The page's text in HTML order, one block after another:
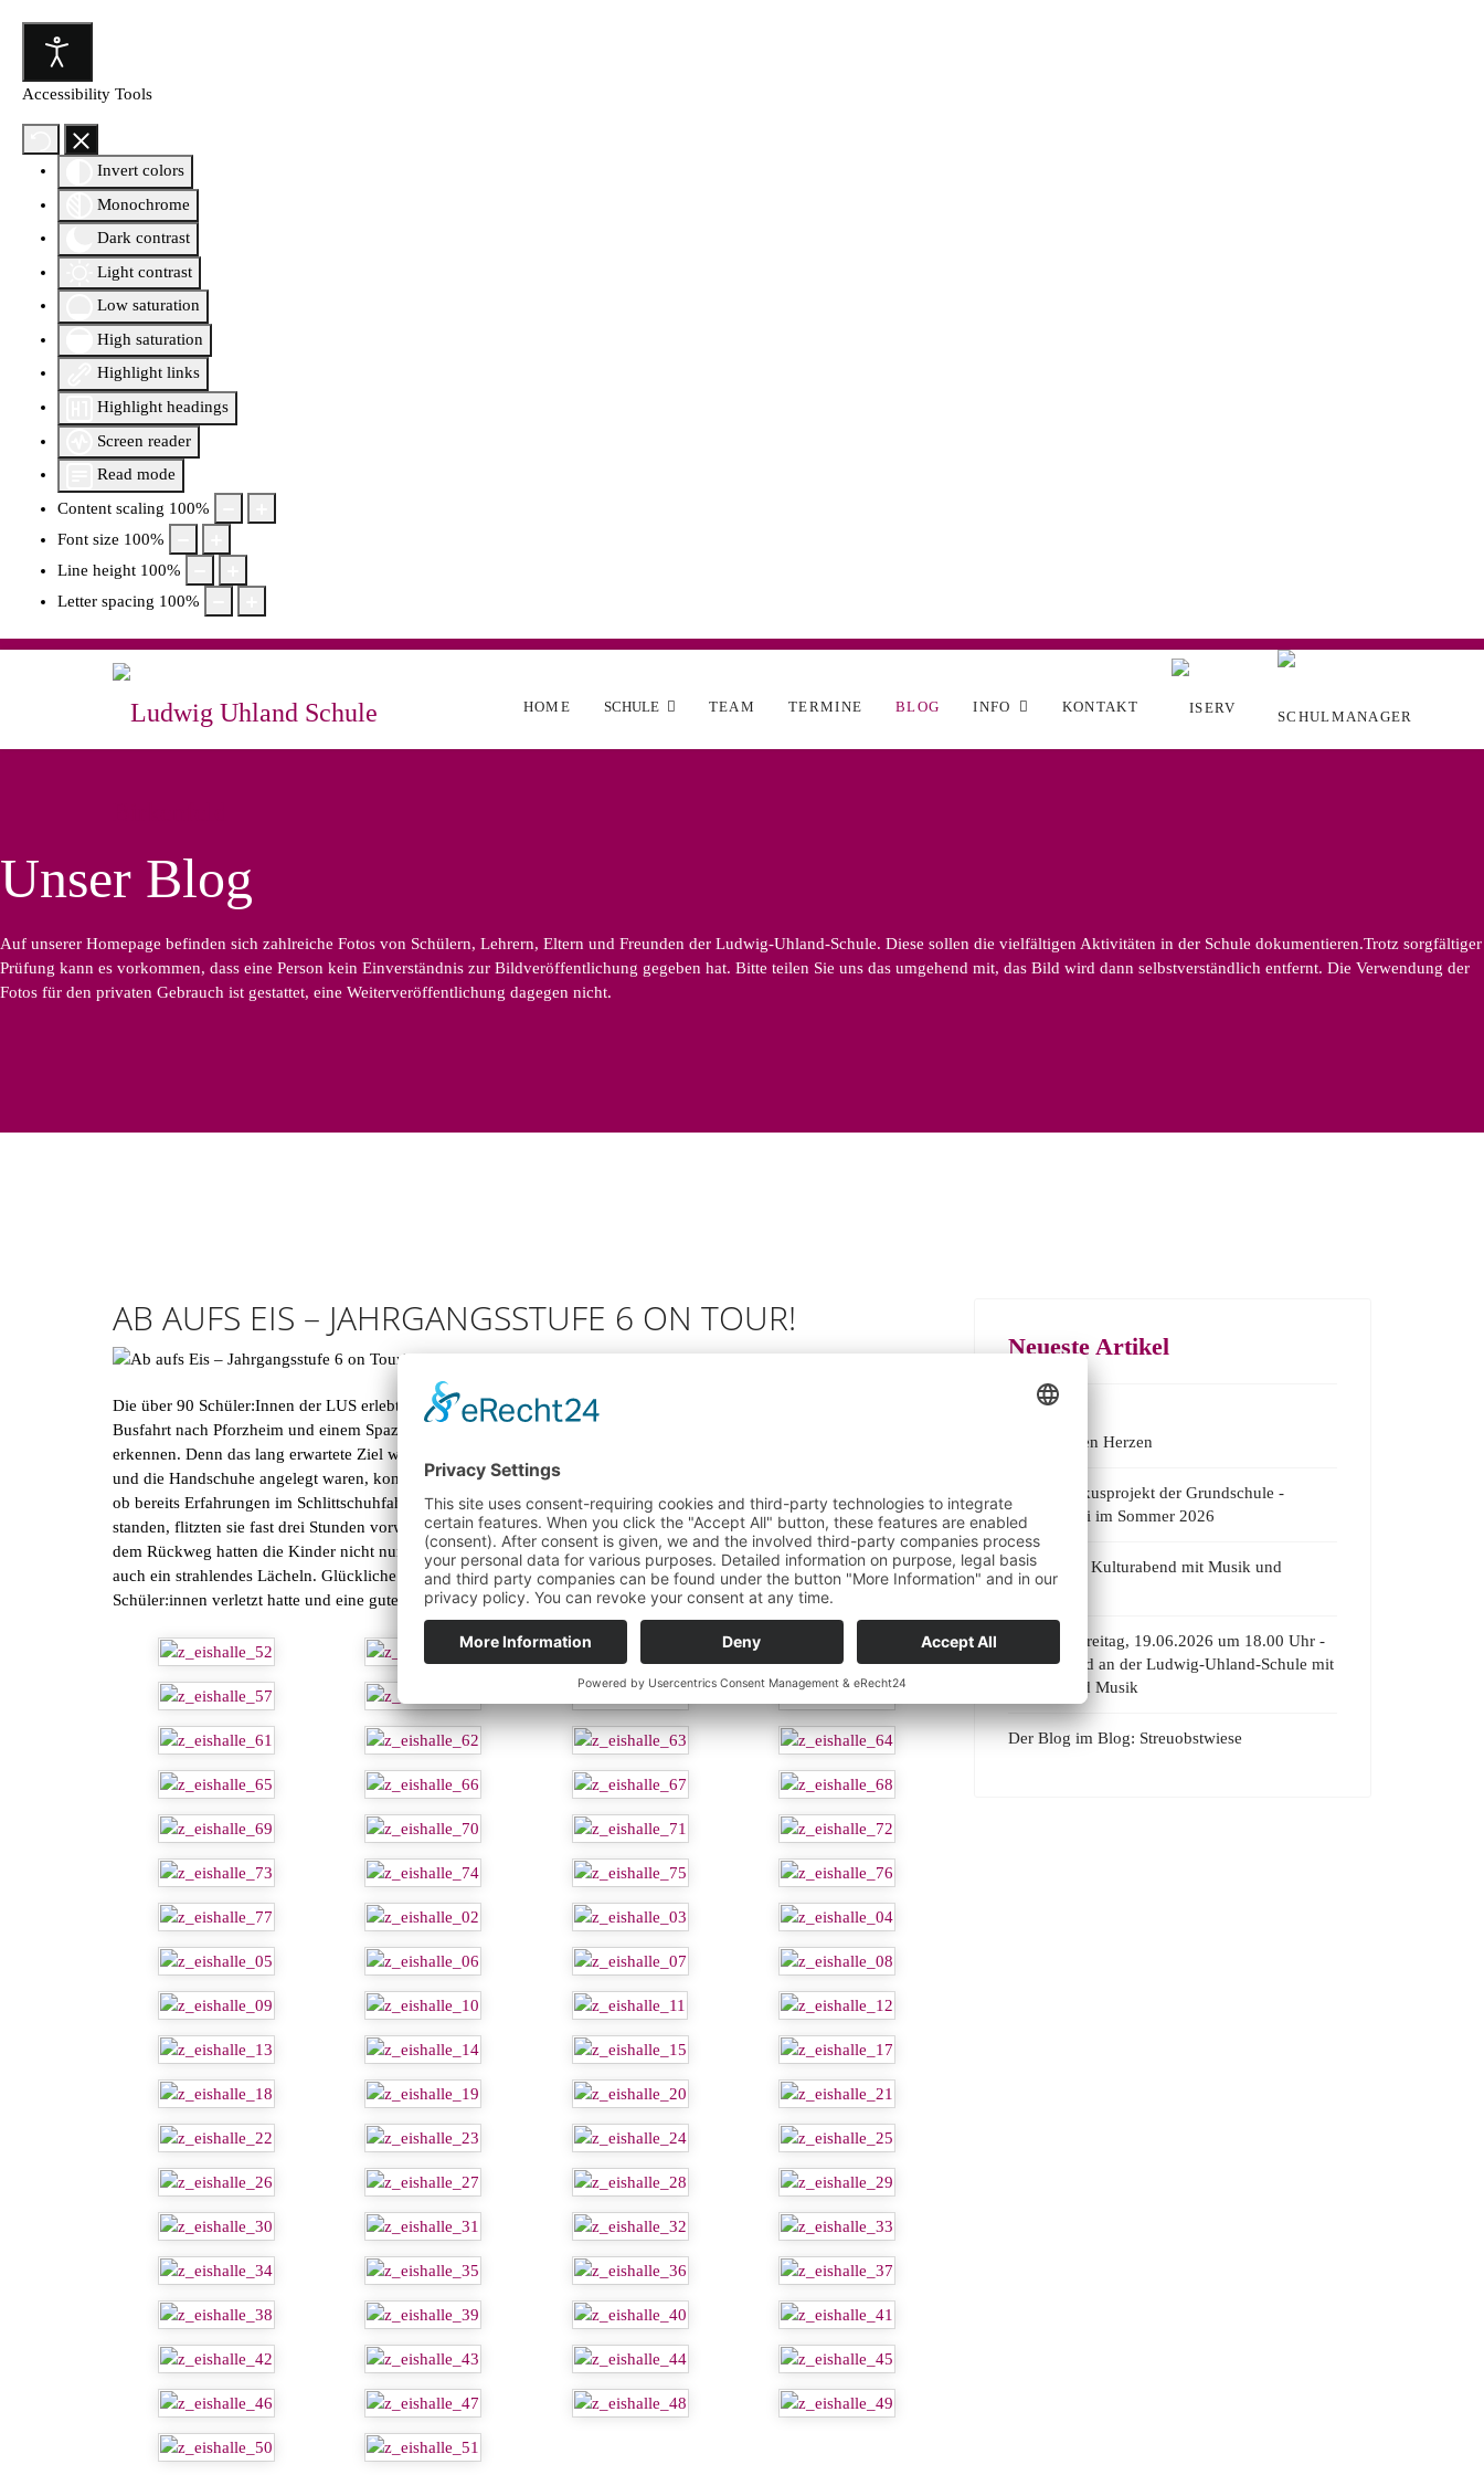
Accessibility Tools
Invert colors
Monochrome
Dark contrast
Light contrast
Low saturation
High saturation
Highlight links
Highlight headings
Screen reader
Read mode
Content scaling 100%
Font size 100%
Line height 100%
Letter spacing 100%
HOME SCHULE TEAM TERMINE BLOG INFO KONTAKT
Unser Blog
Auf unserer Homepage befinden sich zahlreiche Fotos von Schülern, Lehrern, Eltern und Freunden der Ludwig-Uhland-Schule. Diese sollen die vielfältigen Aktivitäten in der Schule dokumentieren.Trotz sorgfältiger
Prüfung kann es vorkommen, dass eine Person kein Einverständnis zur Bildveröffentlichung gegeben hat. Bitte teilen Sie uns das umgehend mit, das Bild wird dann selbstverständlich entfernt. Die Verwendung der
Fotos für den privaten Gebrauch ist gestattet, eine Weiterveröffentlichung dagegen nicht.
AB AUFS EIS – JAHRGANGSSTUFE 6 ON TOUR!
Die über 90 Schüler:Innen der LUS erlebten am 17.03.023 einen großartigen Wintersporttag. Nach der kurzweiligen
Busfahrt nach Pforzheim und einem Spaziergang an das St. Maur Eissportzentrum, waren viele glückliche Gesichter zu
erkennen. Denn das lang erwartete Ziel war endlich erreicht. Nachdem die ausgeliehenen Schlittschuhe umgeschnallt
und die Handschuhe angelegt waren, konnte das Eis gestürmt werden und dem Spaß stand nichts mehr im Wege. Egal,
ob bereits Erfahrungen im Schlittschuhfahren gesammelt wurden oder die Schüler:innen das erste Mal auf dem Eis
standen, flitzten sie fast drei Stunden vorwärts, rückwärts oder auf dem Bauch von Musik begleitet über das Eis. Auf
dem Rückweg hatten die Kinder nicht nur Muskelkater oder den ein oder anderen blauen Fleck im Gepäck, sondern
auch ein strahlendes Lächeln. Glückliche Gesichter konnte man auch bei den Lehrkräften erkennen, da sich keiner der
Schüler:innen verletzt hatte und eine gute Stimmung innerhalb der vier Klassen herrschte.
Neueste Artikel
Wir bewegen Herzen
Großes Zirkusprojekt der Grundschule -
Manege frei im Sommer 2026
Bühne frei! Kulturabend mit Musik und
Theater
Premiere: Freitag, 19.06.2026 um 18.00 Uhr -
Kulturabend an der Ludwig-Uhland-Schule mit
Theater und Musik
Der Blog im Blog: Streuobstwiese